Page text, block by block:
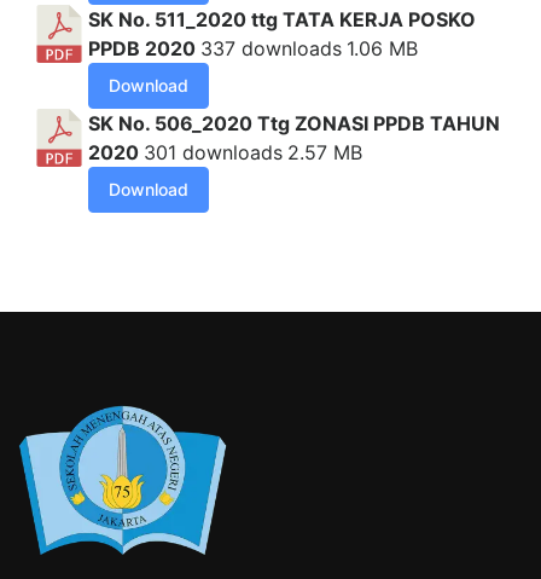
SK No. 511_2020 ttg TATA KERJA POSKO
PPDB 2020 337 downloads 1.06 MB
Download
SK No. 506_2020 Ttg ZONASI PPDB TAHUN
2020 301 downloads 2.57 MB
Download